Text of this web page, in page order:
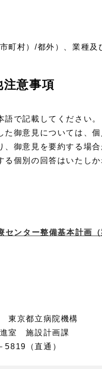
町村）/都外）、業種及
意事項
語で記載してください。
た御意見については、
、御意見を要約する場合
る個別の回答はいたし
センター整備基本計画
東京都立病院機構
室 施設計画課
（直通）